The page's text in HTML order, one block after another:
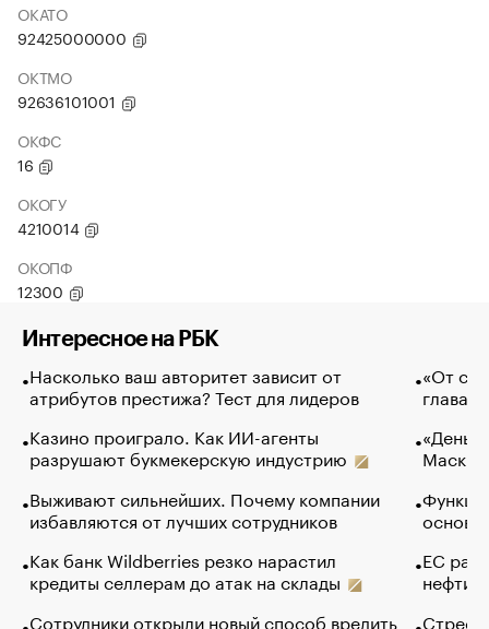
ОКАТО
92425000000
ОКТМО
92636101001
ОКФС
16
ОКОГУ
4210014
ОКОПФ
12300
Интересное на РБК
Насколько ваш авторитет зависит от
атрибутов престижа? Тест для лидеров
Казино проиграло. Как ИИ-агенты
разрушают букмекерскую индустрию
Выживают сильнейших. Почему компании
избавляются от лучших сотрудников
Как банк Wildberries резко нарастил
кредиты селлерам до атак на склады
Сотрудники открыли новый способ вредить
«От
глава
Маск в
основ
ЕС
нефти